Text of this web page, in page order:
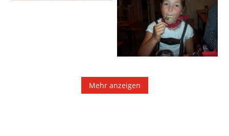
Mehr anzeigen